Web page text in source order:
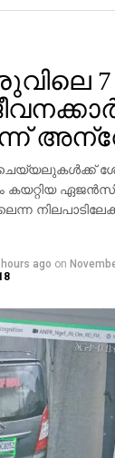
ഉപയോഗിച്ച്
റഫാല്‍
ചൈനയുടെ
റഫാലിന്റെ
കൃത്രിമ
വിവരങ്ങള്‍
കൂടുതല്‍
ചെയ്യലുകള്‍ക്ക്
ago on